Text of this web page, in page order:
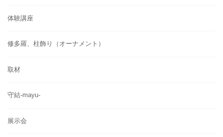
体験講座
修多羅、柱飾り（オーナメント）
取材
守結-mayu-
展示会